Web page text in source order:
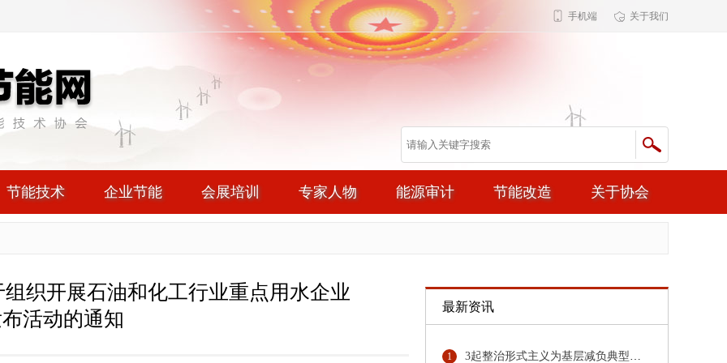
手机端 关于我们
节能技术 企业节能 会展培训 专家人物 能源审计 节能改造 关于协会
织开展石油和化工行业重点用水企业
活动的通知
最新资讯
1 3起整治形式主义为基层减负典型问题，公开通报！